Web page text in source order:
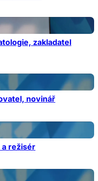
zakladatel
novinář
režisér